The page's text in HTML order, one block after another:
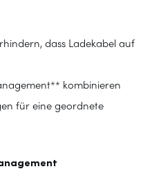
dass Ladekabel auf
kombinieren
für eine geordnete